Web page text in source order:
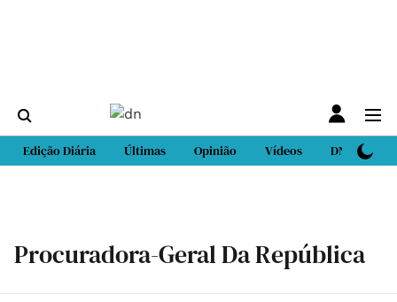
Edição Diária Últimas Opinião Vídeos DN Sport
Procuradora-Geral Da República